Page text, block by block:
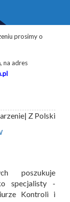
prosimy o
na adres
| Z Polski
poszukuje
specjalisty -
Kontroli i